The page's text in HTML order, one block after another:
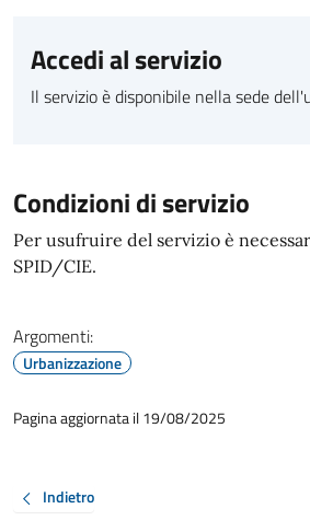
Accedi al servizio
Il servizio è disponibile nella sede
Condizioni di servizio
Per usufruire del servizio è
SPID/CIE.
Argomenti:
Urbanizzazione
Pagina aggiornata il 19/08/2025
Indietro